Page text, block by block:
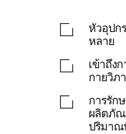
หัวอุปก
หลาย
เข้าถึง
กายวิภ
การรัก
ผลิตภัณ
ปริมาณ